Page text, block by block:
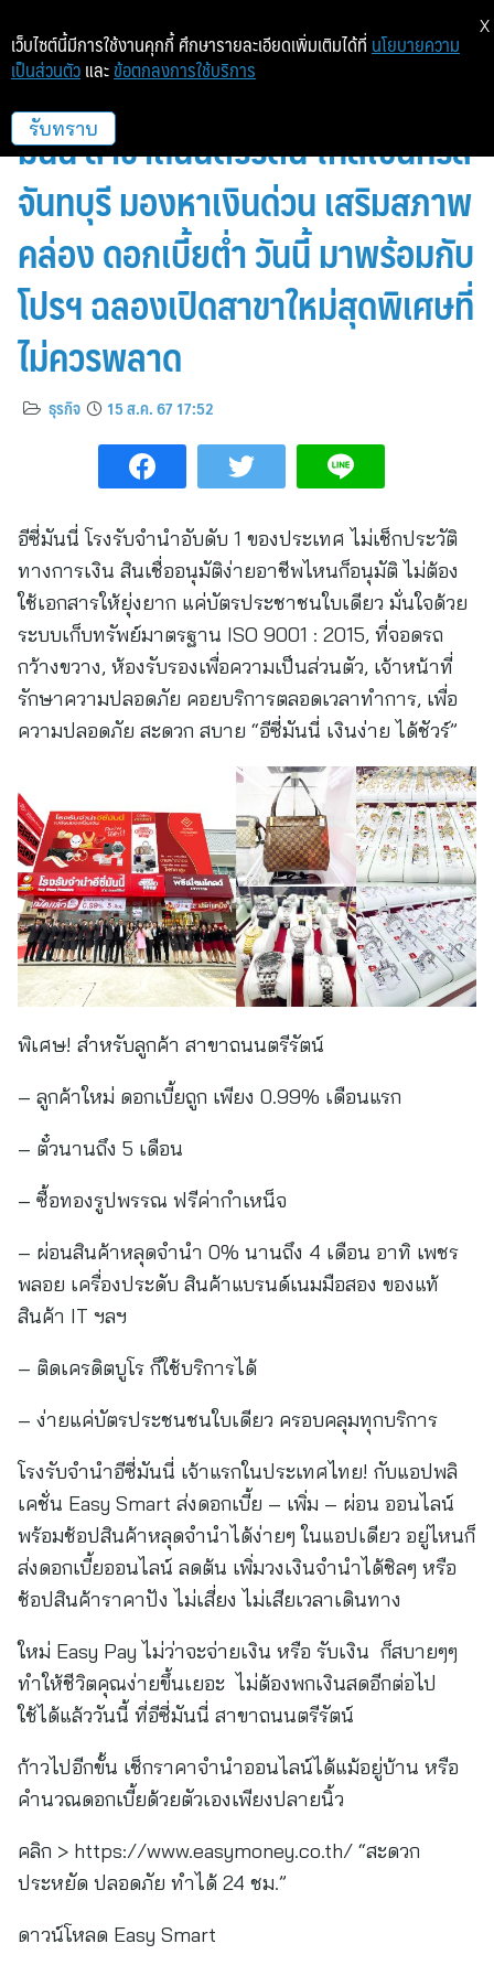
เปิดแล้ว สาขาที่94 โรงรับจำนำอีซี่
มันนี่ สาขาถนนตรีรัตน์ ใกล้เซ็นทรัล
จันทบุรี มองหาเงินด่วน เสริมสภาพ
คล่อง ดอกเบี้ยต่ำ วันนี้ มาพร้อมกับ
โปรฯ ฉลองเปิดสาขาใหม่สุดพิเศษที่
ไม่ควรพลาด
ธุรกิจ 15 ส.ค. 67 17:52
อีซี่มันนี่ โรงรับจำนำอับดับ 1 ของประเทศ ไม่เช็กประวัติ
ทางการเงิน สินเชื่ออนุมัติง่ายอาชีพไหนก็อนุมัติ ไม่ต้อง
ใช้เอกสารให้ยุ่งยาก แค่บัตรประชาชนใบเดียว มั่นใจด้วย
ระบบเก็บทรัพย์มาตรฐาน ISO 9001 : 2015, ที่จอดรถ
กว้างขวาง, ห้องรับรองเพื่อความเป็นส่วนตัว, เจ้าหน้าที่
รักษาความปลอดภัย คอยบริการตลอดเวลาทำการ, เพื่อ
ความปลอดภัย สะดวก สบาย “อีซี่มันนี่ เงินง่าย ได้ชัวร์”
พิเศษ! สำหรับลูกค้า สาขาถนนตรีรัตน์
– ลูกค้าใหม่ ดอกเบี้ยถูก เพียง 0.99% เดือนแรก
– ตั๋วนานถึง 5 เดือน
– ซื้อทองรูปพรรณ ฟรีค่ากำเหน็จ
– ผ่อนสินค้าหลุดจำนำ 0% นานถึง 4 เดือน อาทิ เพชร
พลอย เครื่องประดับ สินค้าแบรนด์เนมมือสอง ของแท้
สินค้า IT ฯลฯ
– ติดเครดิตบูโร ก็ใช้บริการได้
– ง่ายแค่บัตรประชนชนใบเดียว ครอบคลุมทุกบริการ
โรงรับจำนำอีซี่มันนี่ เจ้าแรกในประเทศไทย! กับแอปพลิ
เคชั่น Easy Smart ส่งดอกเบี้ย – เพิ่ม – ผ่อน ออนไลน์
พร้อมช้อปสินค้าหลุดจำนำได้ง่ายๆ ในแอปเดียว อยู่ไหนก็
ส่งดอกเบี้ยออนไลน์ ลดต้น เพิ่มวงเงินจำนำได้ชิลๆ หรือ
ช้อปสินค้าราคาปัง ไม่เสี่ยง ไม่เสียเวลาเดินทาง
ใหม่ Easy Pay ไม่ว่าจะจ่ายเงิน หรือ รับเงิน ก็สบายๆๆ
ทำให้ชีวิตคุณง่ายขึ้นเยอะ ไม่ต้องพกเงินสดอีกต่อไป
ใช้ได้แล้ววันนี้ ที่อีซี่มันนี่ สาขาถนนตรีรัตน์
ก้าวไปอีกขั้น เช็กราคาจำนำออนไลน์ได้แม้อยู่บ้าน หรือ
คำนวณดอกเบี้ยด้วยตัวเองเพียงปลายนิ้ว
คลิก > https://www.easymoney.co.th/ “สะดวก
ประหยัด ปลอดภัย ทำได้ 24 ชม.”
ดาวน์โหลด Easy Smart
เว็บไซต์นี้มีการใช้งานคุกกี้ ศึกษารายละเอียดเพิ่มเติมได้ที่ นโยบายความ
เป็นส่วนตัว และ ข้อตกลงการใช้บริการ
รับทราบ
X